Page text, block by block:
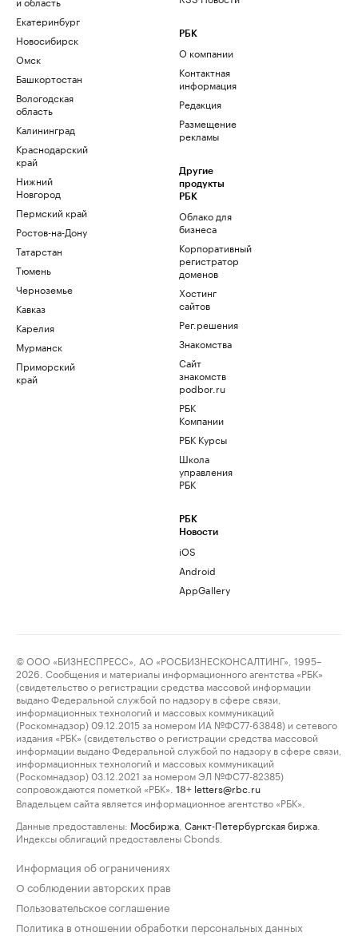
Екатеринбург
Новосибирск
Омск
Башкортостан
Вологодская
область
Калининград
Краснодарский
край
Нижний
Новгород
Пермский край
Ростов-на-Дону
Татарстан
Тюмень
Черноземье
Кавказ
Карелия
Мурманск
Приморский
край
РБК
О компании
Контактная
информация
Редакция
Размещение
рекламы
Другие
продукты
РБК
Облако для
бизнеса
Корпоративный
регистратор
доменов
Хостинг
сайтов
Рег.решения
Знакомства
Сайт
знакомств
podbor.ru
РБК
Компании
РБК Курсы
Школа
управления
РБК
РБК
Новости
iOS
Android
AppGallery
© ООО «БИЗНЕСПРЕСС», АО «РОСБИЗНЕСКОНСАЛТИНГ», 1995–
2026. Сообщения и материалы информационного агентства «РБК»
(свидетельство о регистрации средства массовой информации
выдано Федеральной службой по надзору в сфере связи,
информационных технологий и массовых коммуникаций
(Роскомнадзор) 09.12.2015 за номером ИА №ФС77-63848) и сетевого
издания «РБК» (свидетельство о регистрации средства массовой
информации выдано Федеральной службой по надзору в сфере связи,
информационных технологий и массовых коммуникаций
(Роскомнадзор) 03.12.2021 за номером ЭЛ №ФС77-82385)
сопровождаются пометкой «РБК».
18+ letters@rbc.ru
Владельцем сайта является информационное агентство «РБК».
Данные предоставлены: Мосбиржа Санкт-Петербургская биржа
Индексы облигаций предоставлены Cbonds.
Информация об ограничениях
О соблюдении авторских прав
Пользовательское соглашение
Политика в отношении обработки персональных данных